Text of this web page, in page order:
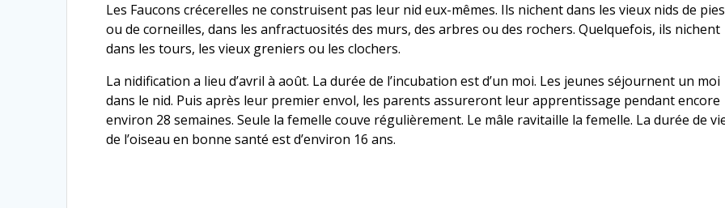
Les Faucons crécerelles ne construisent pas leur nid eux-mêmes. Ils nichent dans les vieux nids de pies
ou de corneilles, dans les anfractuosités des murs, des arbres ou des rochers. Quelquefois, ils nichent
dans les tours, les vieux greniers ou les clochers.
La nidification a lieu d’avril à août. La durée de l’incubation est d’un moi. Les jeunes séjournent un moi
dans le nid. Puis après leur premier envol, les parents assureront leur apprentissage pendant encore
environ 28 semaines. Seule la femelle couve régulièrement. Le mâle ravitaille la femelle. La durée de
de l’oiseau en bonne santé est d’environ 16 ans.